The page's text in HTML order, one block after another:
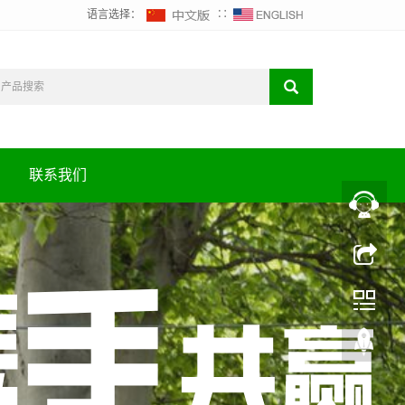
语言选择： ∷
联系我们